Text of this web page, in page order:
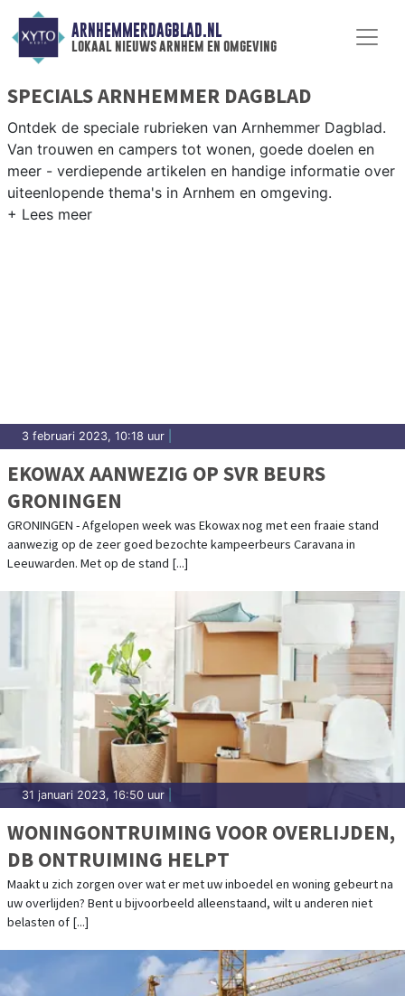
ARNHEMMERDAGBLAD.NL
lokaal nieuws arnhem en omgeving
SPECIALS ARNHEMMER DAGBLAD
Ontdek de speciale rubrieken van Arnhemmer Dagblad.
Van trouwen en campers tot wonen, goede doelen en
meer - verdiepende artikelen en handige informatie over
uiteenlopende thema's in Arnhem en omgeving.
3 februari 2023, 10:18 uur
EKOWAX AANWEZIG OP SVR BEURS
GRONINGEN
GRONINGEN - Afgelopen week was Ekowax nog met een fraaie stand
aanwezig op de zeer goed bezochte kampeerbeurs Caravana in
Leeuwarden. Met op de stand [...]
31 januari 2023, 16:50 uur
WONINGONTRUIMING VOOR OVERLIJDEN,
DB ONTRUIMING HELPT
Maakt u zich zorgen over wat er met uw inboedel en woning gebeurt na
uw overlijden? Bent u bijvoorbeeld alleenstaand, wilt u anderen niet
belasten of [...]